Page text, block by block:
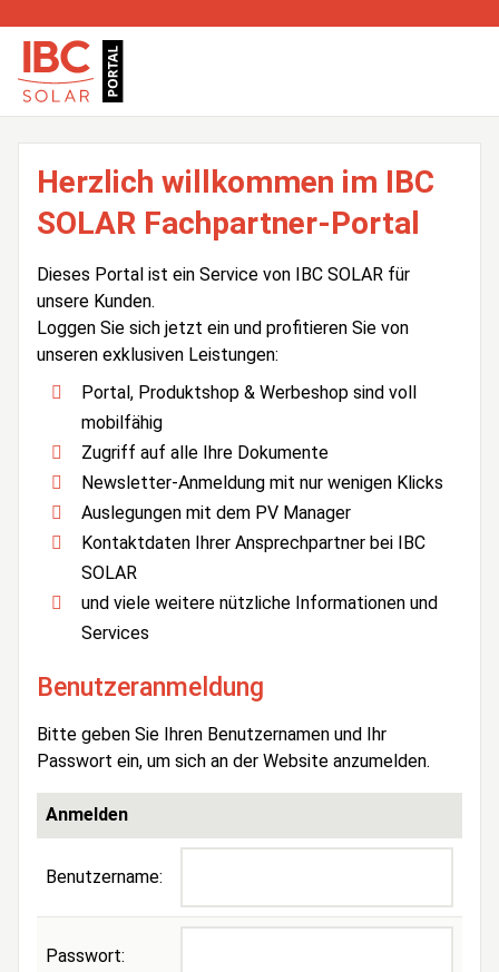
Herzlich willkommen im IBC
SOLAR Fachpartner-Portal
Dieses Portal ist ein Service von IBC SOLAR für
unsere Kunden.
Loggen Sie sich jetzt ein und profitieren Sie von
unseren exklusiven Leistungen:
Portal, Produktshop & Werbeshop sind voll
mobilfähig
Zugriff auf alle Ihre Dokumente
Newsletter-Anmeldung mit nur wenigen Klicks
Auslegungen mit dem PV Manager
Kontaktdaten Ihrer Ansprechpartner bei IBC
SOLAR
und viele weitere nützliche Informationen und
Services
Benutzeranmeldung
Bitte geben Sie Ihren Benutzernamen und Ihr
Passwort ein, um sich an der Website anzumelden.
Anmelden
Benutzername:
Passwort: